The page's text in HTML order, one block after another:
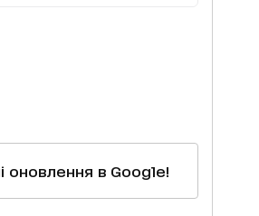
оновлення в Google!